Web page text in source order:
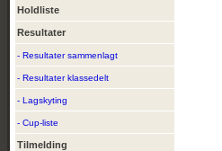
Holdliste
Resultater
- Resultater sammenlagt
- Resultater klassedelt
- Lagskyting
- Cup-liste
Tilmelding